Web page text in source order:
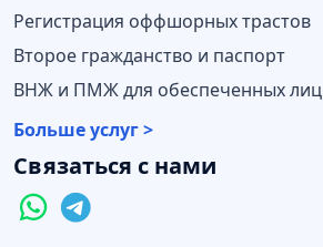
Регистрация оффшорных трастов
Второе гражданство и паспорт
ВНЖ и ПМЖ для обеспеченных лиц
Больше услуг >
Связаться с нами